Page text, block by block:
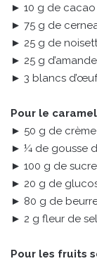
► 10 g de
► 75 g de
► 25 g de
► 25 g
► 3 blancs
Pour le
► 50 g de
► ¼ de gousse
► 100 g de
► 20 g de
► 80 g de
► 2 g fleur de sel
Pour les fruits